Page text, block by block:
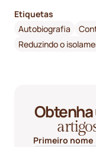
Etiquetas
Autobiografia
Reduzindo o
Primeiro nome